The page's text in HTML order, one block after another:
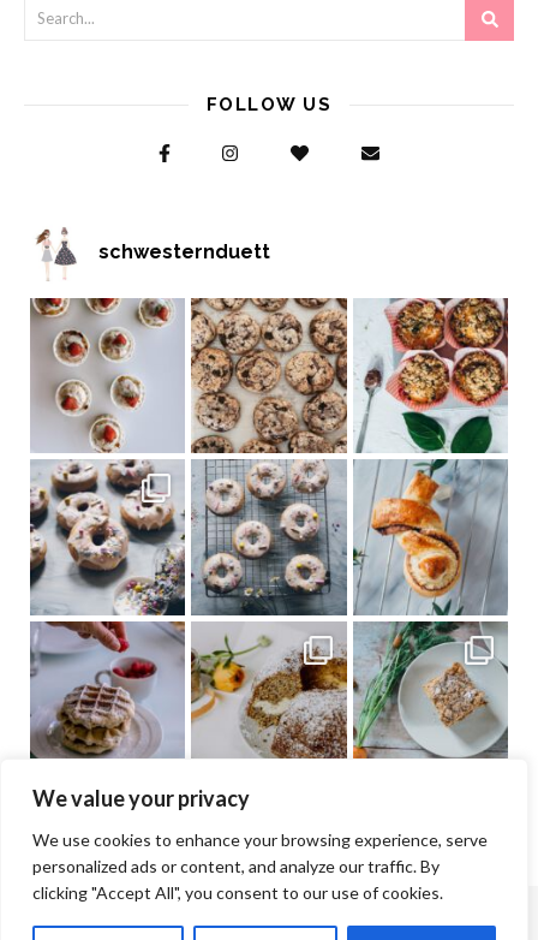
We value your privacy
We use cookies to enhance your browsing experience, serve
personalized ads or content, and analyze our traffic. By
clicking "Accept All", you consent to our use of cookies.
FOLLOW US
schwesternduett
© Jana & Lisa Cramer | 2026 |Impressum